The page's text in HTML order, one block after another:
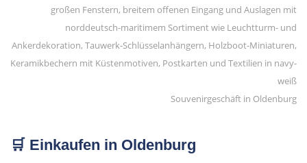
Souvenirgeschäft in Oldenburg
🛒 Einkaufen in Oldenburg
Tschechien
Ústí nad Labem
Prag